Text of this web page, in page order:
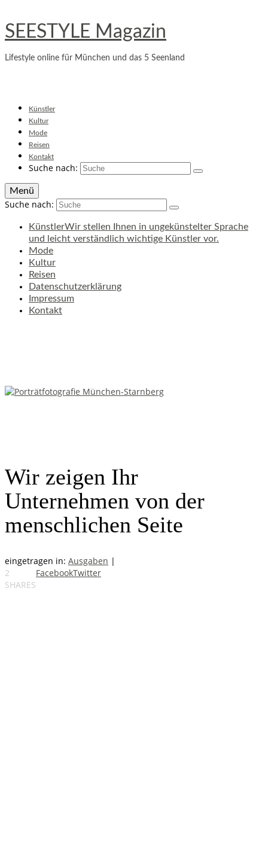
SEESTYLE Magazin
Lifestyle online für München und das 5 Seenland
Künstler
Kultur
Mode
Reisen
Kontakt
Suche nach:
Menü
Suche nach:
KünstlerWir stellen Ihnen in ungekünstelter Sprache
und leicht verständlich wichtige Künstler vor.
Mode
Kultur
Reisen
Datenschutzerklärung
Impressum
Kontakt
Wir zeigen Ihr
Unternehmen von der
menschlichen Seite
eingetragen in: Ausgaben |
2
SHARES
FacebookTwitter